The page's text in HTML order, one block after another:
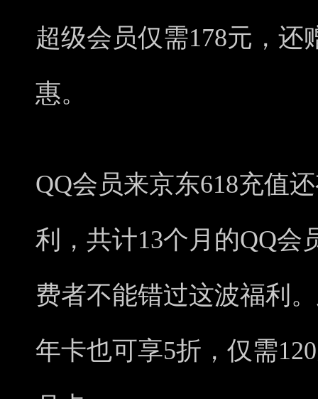
超级会员仅需178元，还
惠。
QQ会员来京东618充值
利，共计13个月的QQ会
费者不能错过这波福利
年卡也可享5折，仅需